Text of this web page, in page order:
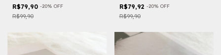
R$79,90 -20% OFF
R$99,90
R$79,92 -20% OFF
R$99,90